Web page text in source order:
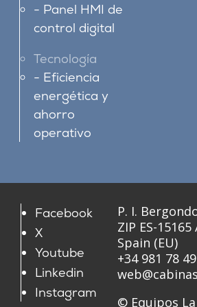
Panel HMI de
control digital
Tecnología
Eficiencia
energética y
ahorro
operativo
Facebook
X
Youtube
Linkedin
Instagram
P. I.
ZIP ES-
Spain (EU)
+34 981 78
© Equipos